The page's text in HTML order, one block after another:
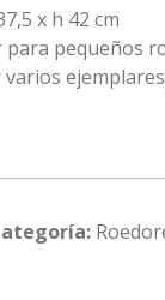
x h 42 cm
pequeños